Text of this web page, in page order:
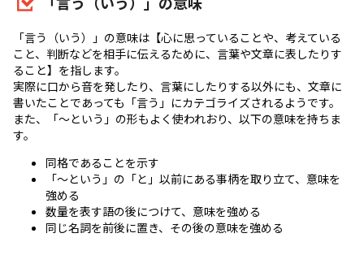
「言う（いう）」の意味は【心に思っていることや、考えている
こと、判断などを相手に伝えるために、言葉や文章に表したりす
ること】を指します。
実際に口から音を発したり、言葉にしたりする以外にも、文章に
書いたことであっても「言う」にカテゴライズされるようです。
また、「～という」の形もよく使われおり、以下の意味を持ちま
す。
同格であることを示す
「～という」の「と」以前にある事柄を取り立て、意味を
強める
数量を表す語の後につけて、意味を強める
同じ名詞を前後に置き、その後の意味を強める